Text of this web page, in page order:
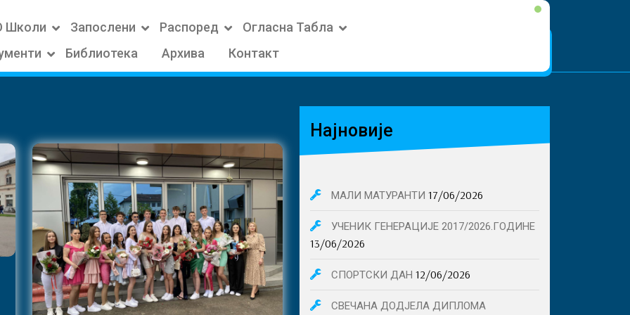
Школи Запослени Распоред
Огласна Табла
Библиотека Архива Контакт
Најновије
МАЛИ МАТУРАНТИ 17/06/2026
УЧЕНИК ГЕНЕРАЦИЈЕ 2017/2026.ГОДИНЕ
13/06/2026
СПОРТСКИ ДАН 12/06/2026
СВЕЧАНА ДОДЈЕЛА ДИПЛОМА